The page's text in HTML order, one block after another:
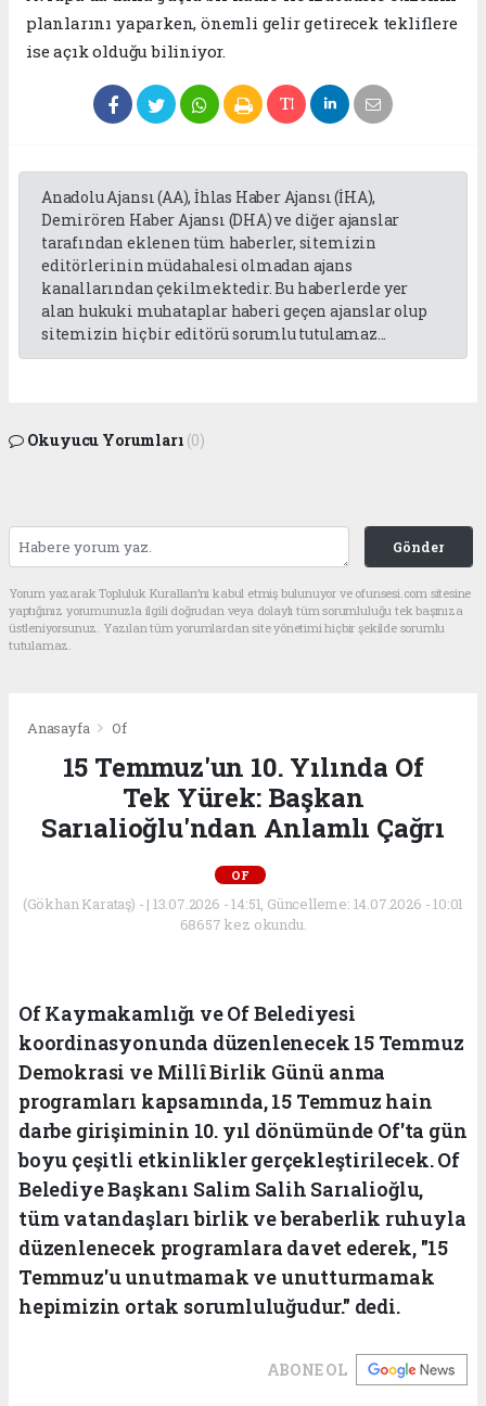
planlarını yaparken, önemli gelir getirecek tekliflere
ise açık olduğu biliniyor.
Anadolu Ajansı (AA), İhlas Haber Ajansı (İHA),
Demirören Haber Ajansı (DHA) ve diğer ajanslar
tarafından eklenen tüm haberler, sitemizin
editörlerinin müdahalesi olmadan ajans
kanallarından çekilmektedir. Bu haberlerde yer
alan hukuki muhataplar haberi geçen ajanslar olup
sitemizin hiç bir editörü sorumlu tutulamaz...
Okuyucu Yorumları (0)
Gönder
Yorum yazarak Topluluk Kuralları’nı kabul etmiş bulunuyor ve ofunsesi.com sitesine
yaptığınız yorumunuzla ilgili doğrudan veya dolaylı tüm sorumluluğu tek başınıza
üstleniyorsunuz. Yazılan tüm yorumlardan site yönetimi hiçbir şekilde sorumlu
tutulamaz.
Anasayfa Of
15 Temmuz'un 10. Yılında Of
Tek Yürek: Başkan
Sarıalioğlu'ndan Anlamlı Çağrı
OF
(Gökhan Karataş) - | 13.07.2026 - 14:51, Güncelleme: 14.07.2026 - 10:01
68657 kez okundu.
Of Kaymakamlığı ve Of Belediyesi
koordinasyonunda düzenlenecek 15 Temmuz
Demokrasi ve Millî Birlik Günü anma
programları kapsamında, 15 Temmuz hain
darbe girişiminin 10. yıl dönümünde Of'ta gün
boyu çeşitli etkinlikler gerçekleştirilecek. Of
Belediye Başkanı Salim Salih Sarıalioğlu,
tüm vatandaşları birlik ve beraberlik ruhuyla
düzenlenecek programlara davet ederek, "15
Temmuz'u unutmamak ve unutturmamak
hepimizin ortak sorumluluğudur." dedi.
ABONE OL